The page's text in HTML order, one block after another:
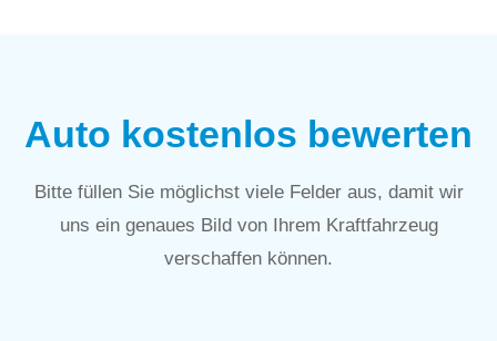
Auto kostenlos bewerten
Bitte füllen Sie möglichst viele Felder aus, damit wir
uns ein genaues Bild von Ihrem Kraftfahrzeug
verschaffen können.